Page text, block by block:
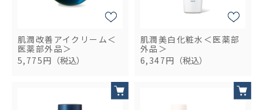
肌潤改善アイクリーム＜
医薬部外品＞
5,775円 （税込）
肌潤美白化粧水＜医薬部
外品＞
6,347円 （税込）